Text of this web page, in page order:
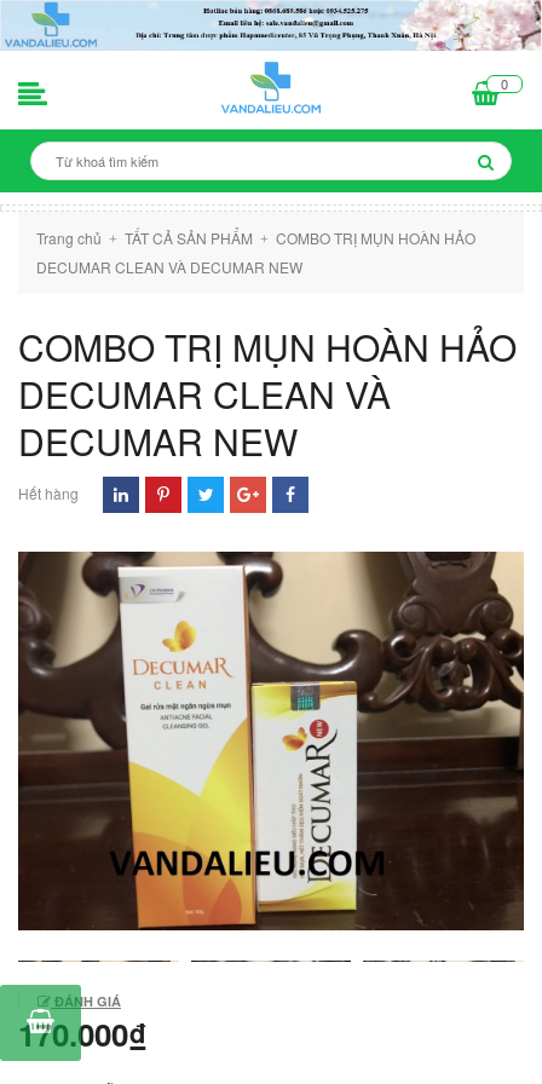
0
Trang chủ + TẤT CẢ SẢN PHẨM + COMBO TRỊ MỤN HOÀN HẢO
DECUMAR CLEAN VÀ DECUMAR NEW
COMBO TRỊ MỤN HOÀN HẢO
DECUMAR CLEAN VÀ
DECUMAR NEW
Hết hàng
ĐÁNH GIÁ
170.000₫